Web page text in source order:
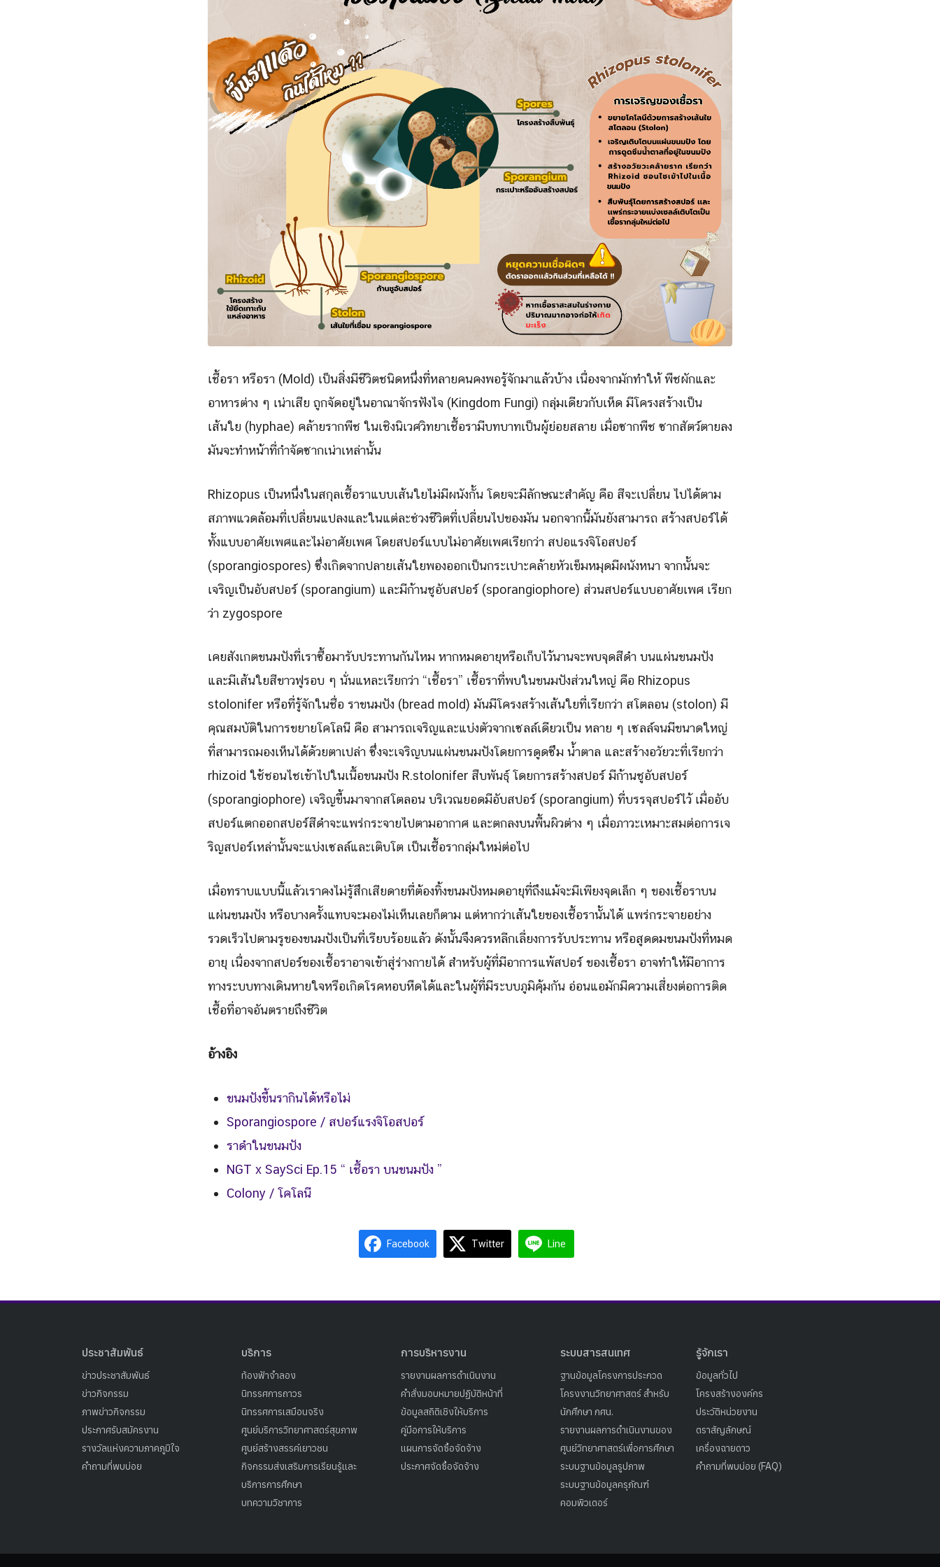
Search
เชื้อรา หรือรา (Mold) เป็นสิ่งมีชีวิตชนิดหนึ่งที่หลายคนคงพอรู้จักมาแล้วบ้าง เนื่องจากมักทำให้ พืชผักและ
อาหารต่าง ๆ เน่าเสีย ถูกจัดอยู่ในอาณาจักรฟังไจ (Kingdom Fungi) กลุ่มเดียวกับเห็ด มีโครงสร้างเป็น
เส้นใย (hyphae) คล้ายรากพืช ในเชิงนิเวศวิทยาเชื้อรามีบทบาทเป็นผู้ย่อยสลาย เมื่อซากพืช ซากสัตว์ตายลง
มันจะทำหน้าที่กำจัดซากเน่าเหล่านั้น
Rhizopus เป็นหนึ่งในสกุลเชื้อราแบบเส้นใยไม่มีผนังกั้น โดยจะมีลักษณะสำคัญ คือ สีจะเปลี่ยน ไปได้ตาม
สภาพแวดล้อมที่เปลี่ยนแปลงและในแต่ละช่วงชีวิตที่เปลี่ยนไปของมัน นอกจากนี้มันยังสามารถ สร้างสปอร์ได้
ทั้งแบบอาศัยเพศและไม่อาศัยเพศ โดยสปอร์แบบไม่อาศัยเพศเรียกว่า สปอแรงจิโอสปอร์
(sporangiospores) ซึ่งเกิดจากปลายเส้นใยพองออกเป็นกระเปาะคล้ายหัวเข็มหมุดมีผนังหนา จากนั้นจะ
เจริญเป็นอับสปอร์ (sporangium) และมีก้านชูอับสปอร์ (sporangiophore) ส่วนสปอร์แบบอาศัยเพศ เรียก
ว่า zygospore
เคยสังเกตขนมปังที่เราซื้อมารับประทานกันไหม หากหมดอายุหรือเก็บไว้นานจะพบจุดสีดำ บนแผ่นขนมปัง
และมีเส้นใยสีขาวฟูรอบ ๆ นั่นแหละเรียกว่า “เชื้อรา” เชื้อราที่พบในขนมปังส่วนใหญ่ คือ Rhizopus
stolonifer หรือที่รู้จักในชื่อ ราขนมปัง (bread mold) มันมีโครงสร้างเส้นใยที่เรียกว่า สโตลอน (stolon) มี
คุณสมบัติในการขยายโคโลนี คือ สามารถเจริญและแบ่งตัวจากเซลล์เดียวเป็น หลาย ๆ เซลล์จนมีขนาดใหญ่
ที่สามารถมองเห็นได้ด้วยตาเปล่า ซึ่งจะเจริญบนแผ่นขนมปังโดยการดูดซึม น้ำตาล และสร้างอวัยวะที่เรียกว่า
rhizoid ใช้ชอนไชเข้าไปในเนื้อขนมปัง R.stolonifer สืบพันธุ์ โดยการสร้างสปอร์ มีก้านชูอับสปอร์
(sporangiophore) เจริญขึ้นมาจากสโตลอน บริเวณยอดมีอับสปอร์ (sporangium) ที่บรรจุสปอร์ไว้ เมื่ออับ
สปอร์แตกออกสปอร์สีดำจะแพร่กระจายไปตามอากาศ และตกลงบนพื้นผิวต่าง ๆ เมื่อภาวะเหมาะสมต่อการเจ
ริญสปอร์เหล่านั้นจะแบ่งเซลล์และเติบโต เป็นเชื้อรากลุ่มใหม่ต่อไป
เมื่อทราบแบบนี้แล้วเราคงไม่รู้สึกเสียดายที่ต้องทิ้งขนมปังหมดอายุที่ถึงแม้จะมีเพียงจุดเล็ก ๆ ของเชื้อราบน
แผ่นขนมปัง หรือบางครั้งแทบจะมองไม่เห็นเลยก็ตาม แต่หากว่าเส้นใยของเชื้อรานั้นได้ แพร่กระจายอย่าง
รวดเร็วไปตามรูของขนมปังเป็นที่เรียบร้อยแล้ว ดังนั้นจึงควรหลีกเลี่ยงการรับประทาน หรือสูดดมขนมปังที่หมด
อายุ เนื่องจากสปอร์ของเชื้อราอาจเข้าสู่ร่างกายได้ สำหรับผู้ที่มีอาการแพ้สปอร์ ของเชื้อรา อาจทำให้มีอาการ
ทางระบบทางเดินหายใจหรือเกิดโรคหอบหืดได้และในผู้ที่มีระบบภูมิคุ้มกัน อ่อนแอมักมีความเสี่ยงต่อการติด
เชื้อที่อาจอันตรายถึงชีวิต
อ้างอิง
ขนมปังขึ้นรากินได้หรือไม่
Sporangiospore / สปอร์แรงจิโอสปอร์
ราดำในขนมปัง
NGT x SaySci Ep.15 “ เชื้อรา บนขนมปัง ”
Colony / โคโลนี
Facebook Twitter Line
ประชาสัมพันธ์
ข่าวประชาสัมพันธ์
ข่าวกิจกรรม
ภาพข่าวกิจกรรม
ประกาศรับสมัครงาน
รางวัลแห่งความภาคภูมิใจ
คำถามที่พบบ่อย
บริการ
ท้องฟ้าจำลอง
นิทรรศการถาวร
นิทรรศการเสมือนจริง
ศูนย์บริการวิทยาศาสตร์สุขภาพ
ศูนย์สร้างสรรค์เยาวชน
กิจกรรมส่งเสริมการเรียนรู้และ
บริการการศึกษา
บทความวิชาการ
การบริหารงาน
รายงานผลการดำเนินงาน
คำสั่งมอบหมายปฏิบัติหน้าที่
ข้อมูลสถิติเชิงให้บริการ
คู่มือการให้บริการ
แผนการจัดซื้อจัดจ้าง
ประกาศจัดซื้อจัดจ้าง
ระบบสารสนเทศ
ฐานข้อมูลโครงการประกวด
โครงงานวิทยาศาสตร์ สำหรับ
นักศึกษา กศน.
รายงานผลการดำเนินงานของ
ศูนย์วิทยาศาสตร์เพื่อการศึกษา
ระบบฐานข้อมูลรูปภาพ
ระบบฐานข้อมูลครุภัณฑ์
คอมพิวเตอร์
รู้จักเรา
ข้อมูลทั่วไป
โครงสร้างองค์กร
ประวัติหน่วยงาน
ตราสัญลักษณ์
เครื่องฉายดาว
คำถามที่พบบ่อย (FAQ)